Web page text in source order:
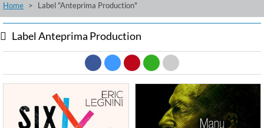
Hörtipps Top Alben Angebote Preorder
Videos
Home Label "Anteprima Production"
Label Anteprima Production